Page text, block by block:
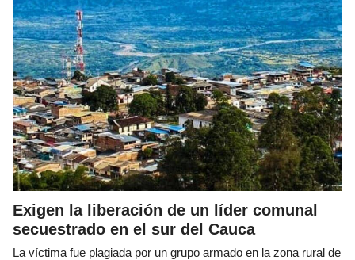
Exigen la liberación de un líder comunal
secuestrado en el sur del Cauca
La víctima fue plagiada por un grupo armado en la zona rural de